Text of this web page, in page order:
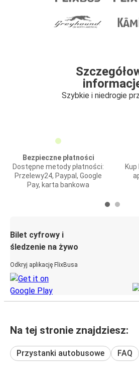
Szybkie i niedrogie
Bezpieczne płatności
Dostępne metody płatności:
Przelewy24, Paypal, Google
Pay, karta bankowa
Bilet cyfrowy i
śledzenie na żywo
Odkryj aplikację FlixBusa
Na tej stronie znajdziesz:
Przystanki autobusowe FAQ